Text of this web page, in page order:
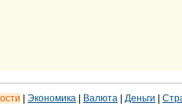
Экономика Валюта Деньги